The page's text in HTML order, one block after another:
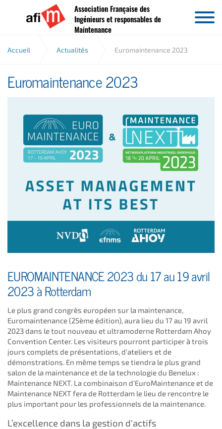
Aller au contenu
Association Française des
Ingénieurs et responsables de
Maintenance
Accueil Actualités Euromaintenance 2023
Euromaintenance 2023
EUROMAINTENANCE 2023 du 17 au 19 avril
2023 à Rotterdam
Le plus grand congrès européen sur la maintenance,
Euromaintenance (25ème édition), aura lieu du 17 au 19 avril
2023 dans le tout nouveau et ultramoderne Rotterdam Ahoy
Convention Center. Les visiteurs pourront participer à trois
jours complets de présentations, d'ateliers et de
démonstrations. En même temps se tiendra le plus grand
salon de la maintenance et de la technologie du Benelux :
Maintenance NEXT. La combinaison d'EuroMaintenance et de
Maintenance NEXT fera de Rotterdam le lieu de rencontre le
plus important pour les professionnels de la maintenance.
L’excellence dans la gestion d'actifs